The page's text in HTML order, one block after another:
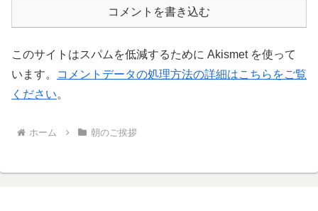
コメントを書き込む
このサイトはスパムを低減するために Akismet を使って
います。
コメントデータの処理方法の詳細はこちらをご覧
ください。
ホーム 朝のご挨拶